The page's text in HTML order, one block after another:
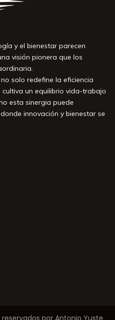
y el bienestar parecen
visión pionera que los
solo redefine la eficiencia
un equilibrio vida-trabajo
esta sinergia puede
innovación y bienestar se